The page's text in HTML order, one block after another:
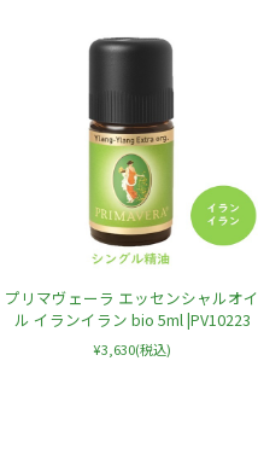
プリマヴェーラ エッセンシャルオイ
ル イランイラン bio 5ml |PV10223
¥3,630(税込)